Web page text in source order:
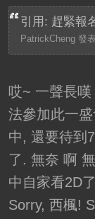
引用: 趕緊報
PatrickCheng 發
哎~ 一聲長
法參加此一
中, 還要待到
了. 無奈 啊
中自家看2D
Sorry, 西楓!